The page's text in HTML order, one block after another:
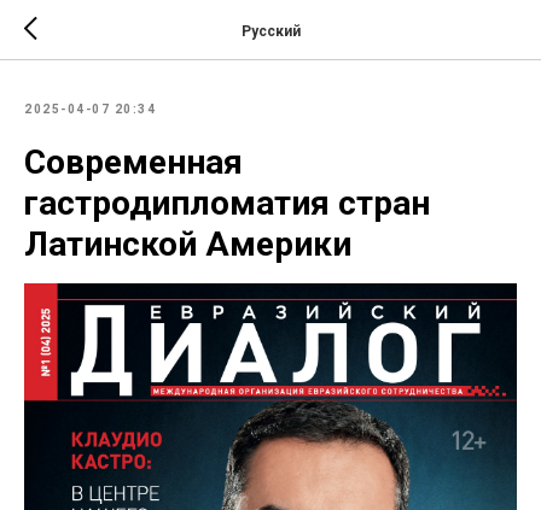
Русский
2025-04-07 20:34
Современная
гастродипломатия стран
Латинской Америки